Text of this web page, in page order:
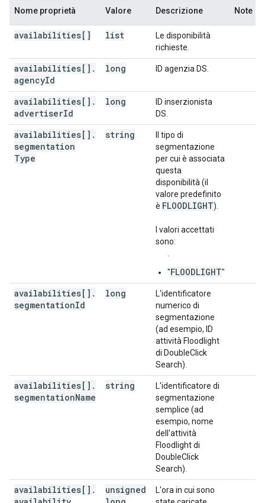
Nome proprietà Valore Descrizione Note
availabilities[] list
Le disponibilità
richieste.
availabilities[] .
agencyId
long ID agenzia DS.
availabilities[] .
advertiserId
long
ID inserzionista
DS.
availabilities[] .
segmentation
Type
string
Il tipo di
segmentazione
per cui è associata
questa
disponibilità (il
valore predefinito
è FLOODLIGHT).
I valori accettati
sono:
"FLOODLIGHT"
availabilities[] .
segmentationId
long
L'identificatore
numerico di
segmentazione
(ad esempio, ID
attività Floodlight
di DoubleClick
Search).
availabilities[] .
segmentationName
string
L'identificatore di
segmentazione
semplice (ad
esempio, nome
dell'attività
Floodlight di
DoubleClick
Search).
availabilities[] .
unsigned
L'ora in cui sono